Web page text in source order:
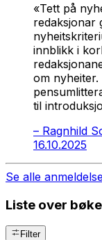
«Tett på
redaksjonar
innblikk i
om
til
– Ragnhild
16.10.2025
Se alle
Liste over
Filter